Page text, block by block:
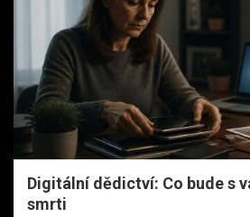
Digitální dědictví: Co bude s
smrti